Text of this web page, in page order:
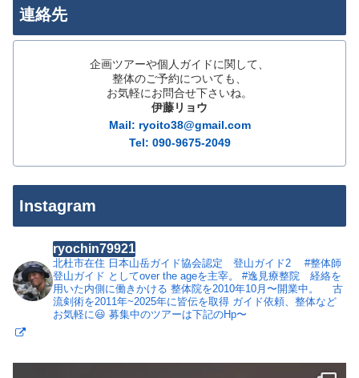
連絡先
企画ツアーや個人ガイドに関して、
整体のご予約についても、
お気軽にお問合せ下さいね。
伊藤リョウ
Mail: ryoito38@gmail.com
Tel: 090-9675-2049
Instagram
ryochin79921
北杜市在住 日本山岳ガイド協会認定 登山ガイド2
#整体師
登山ガイド としてover the ageを主宰。
#逸見療整院 経絡を
用いた内側に働きかける 整体院を2010年10月〜開業中。
古
流剣術を2011年~2025年に皆伝を取得 ガイド依頼、整体など
お気軽に😃 募集中のツアーは下記のHp〜